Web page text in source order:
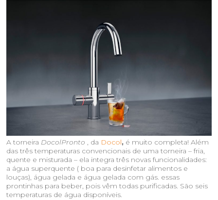
A torneira DocolPronto , da Docol, é muito completa! Além
das três temperaturas convencionais de uma torneira – fria,
quente e misturada – ela integra três novas funcionalidades:
a água superquente ( boa para desinfetar alimentos e
louças), água gelada e água gelada com gás. essas
prontinhas para beber, pois vêm todas purificadas. São seis
temperaturas de água disponíveis.